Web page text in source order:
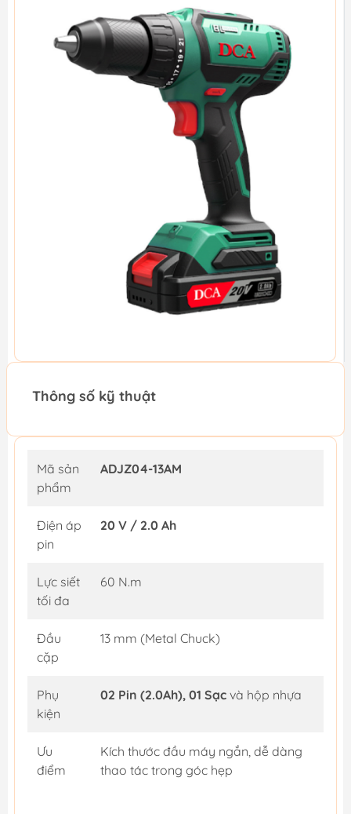
Thông số kỹ thuật
Mã sản
phẩm
ADJZ04-13AM
Điện áp
pin
20 V / 2.0 Ah
Lực siết
tối đa
60 N.m
Đầu
cặp
13 mm (Metal Chuck)
Phụ
kiện
02 Pin (2.0Ah), 01 Sạc và hộp nhựa
Ưu
điểm
Kích thước đầu máy ngắn, dễ dàng
thao tác trong góc hẹp